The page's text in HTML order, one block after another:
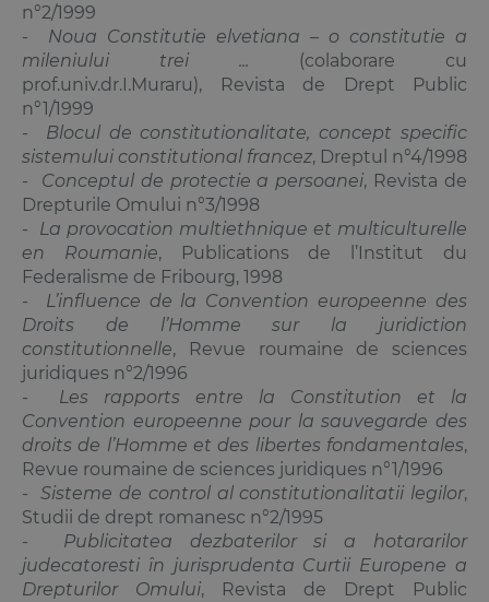
n°2/1999
- Noua Constitutie elvetiana – o constitutie a
mileniului trei ... (colaborare cu
prof.univ.dr.I.Muraru), Revista de Drept Public
n°1/1999
- Blocul de constitutionalitate, concept specific
sistemului constitutional francez, Dreptul n°4/1998
- Conceptul de protectie a persoanei, Revista de
Drepturile Omului n°3/1998
- La provocation multiethnique et multiculturelle
en Roumanie, Publications de l’Institut du
Federalisme de Fribourg, 1998
- L’influence de la Convention europeenne des
Droits de l’Homme sur la juridiction
constitutionnelle, Revue roumaine de sciences
juridiques n°2/1996
- Les rapports entre la Constitution et la
Convention europeenne pour la sauvegarde des
droits de l’Homme et des libertes fondamentales,
Revue roumaine de sciences juridiques n°1/1996
-Sisteme de control al constitutionalitatii legilor,
Studii de drept romanesc n°2/1995
- Publicitatea dezbaterilor si a hotararilor
judecatoresti în jurisprudenta Curtii Europene a
Drepturilor Omului, Revista de Drept Public